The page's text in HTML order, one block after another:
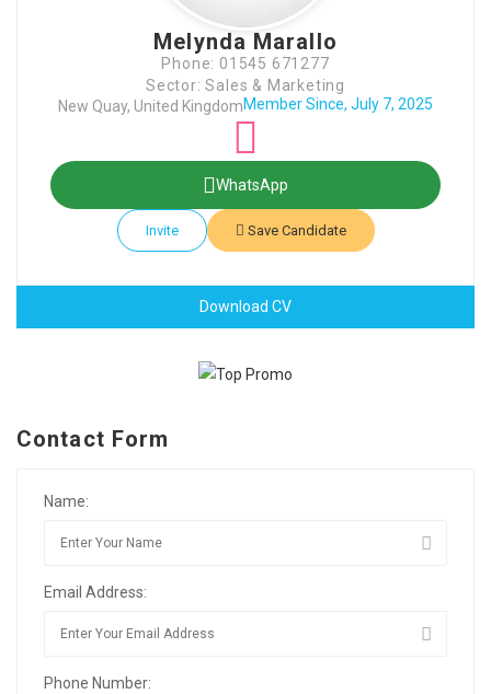
Melynda Marallo
Phone: 01545 671277
Sector: Sales & Marketing
New Quay, United KingdomMember Since, July 7, 2025
WhatsApp
Invite Save Candidate
Download CV
Contact Form
Name:
Email Address:
Phone Number: